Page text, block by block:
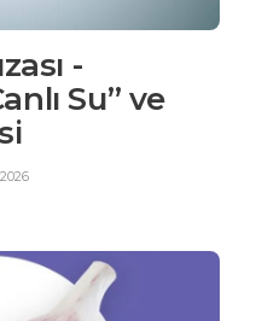
-
Su” ve